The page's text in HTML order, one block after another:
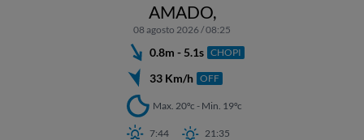
AMADO,
08 agosto 2026 / 08:25
0.8m - 5.1s CHOPI
33 Km/h OFF
Max. 20ºc - Min. 19ºc
7:44 21:35